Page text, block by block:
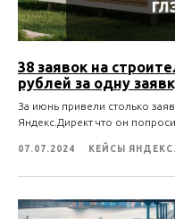
38 заявок на
рублей за одну
За июнь привели столько
Яндекс.Директ что он
07.07.2024 КЕЙСЫ